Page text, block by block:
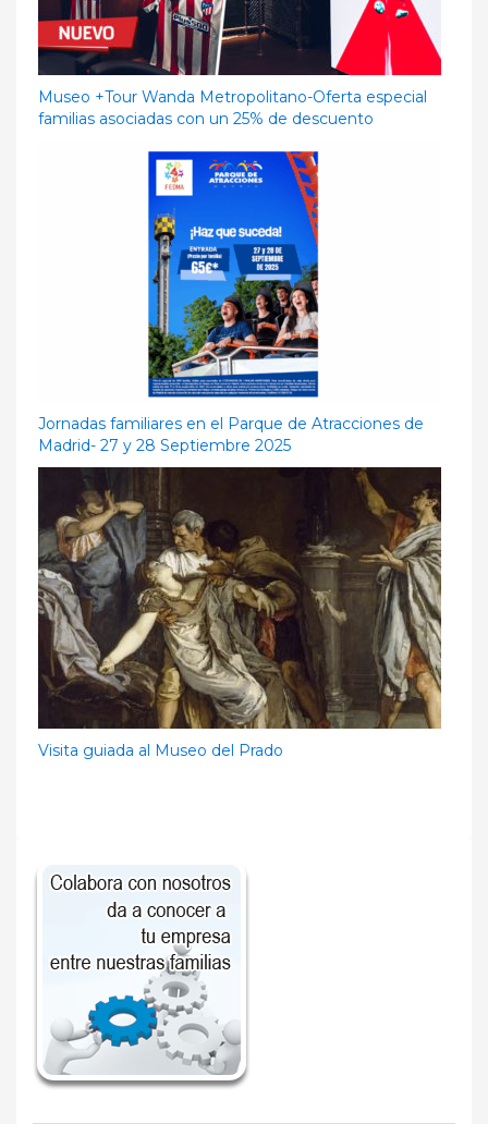
Museo +Tour Wanda Metropolitano-Oferta especial
familias asociadas con un 25% de descuento
Jornadas familiares en el Parque de Atracciones de
Madrid- 27 y 28 Septiembre 2025
Visita guiada al Museo del Prado